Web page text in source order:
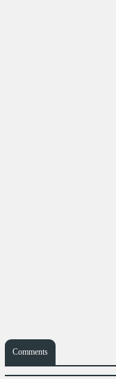
Comments